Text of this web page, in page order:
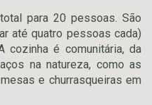
para 20 pessoas. São
até quatro pessoas cada)
cozinha é comunitária, da
na natureza, como as
e churrasqueiras em